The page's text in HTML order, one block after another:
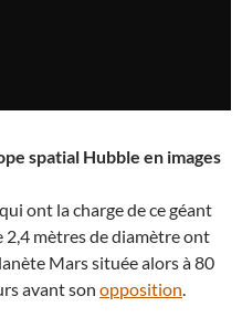
spatial Hubble en images
ont la charge de ce géant
2,4 mètres de diamètre ont
Mars située alors à 80
avant son opposition.